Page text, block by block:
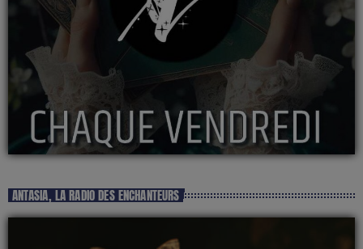
ANTASIA, LA RADIO DES ENCHANTEURS